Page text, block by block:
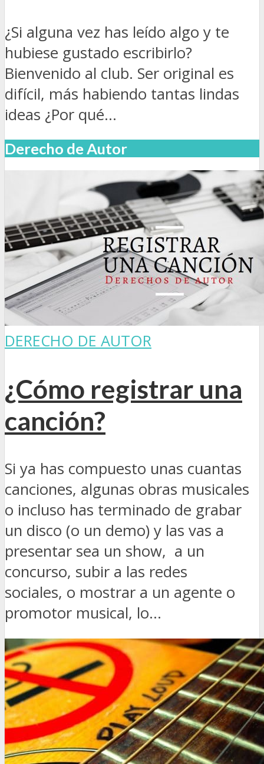
¿Si alguna vez has leído algo y te
hubiese gustado escribirlo?
Bienvenido al club. Ser original es
difícil, más habiendo tantas lindas
ideas ¿Por qué...
Derecho de Autor
DERECHO DE AUTOR
¿Cómo registrar una
canción?
Si ya has compuesto unas cuantas
canciones, algunas obras musicales
o incluso has terminado de grabar
un disco (o un demo) y las vas a
presentar sea un show, a un
concurso, subir a las redes
sociales, o mostrar a un agente o
promotor musical, lo...